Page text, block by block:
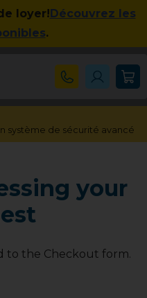
loyer!Découvrez les
.
système de sécurité avancé
différente ? Pas de souci !
terme
your
to the Checkout form.